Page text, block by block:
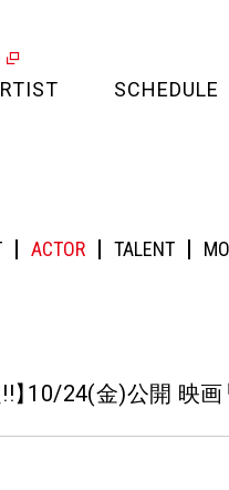
SCHEDULE
ACTOR TALENT
】10/24(金)公開 映画